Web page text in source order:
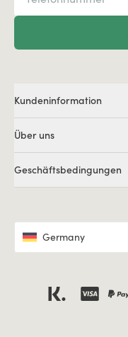
Kundeninformation
Über uns
Geschäftsbedingungen
Germany